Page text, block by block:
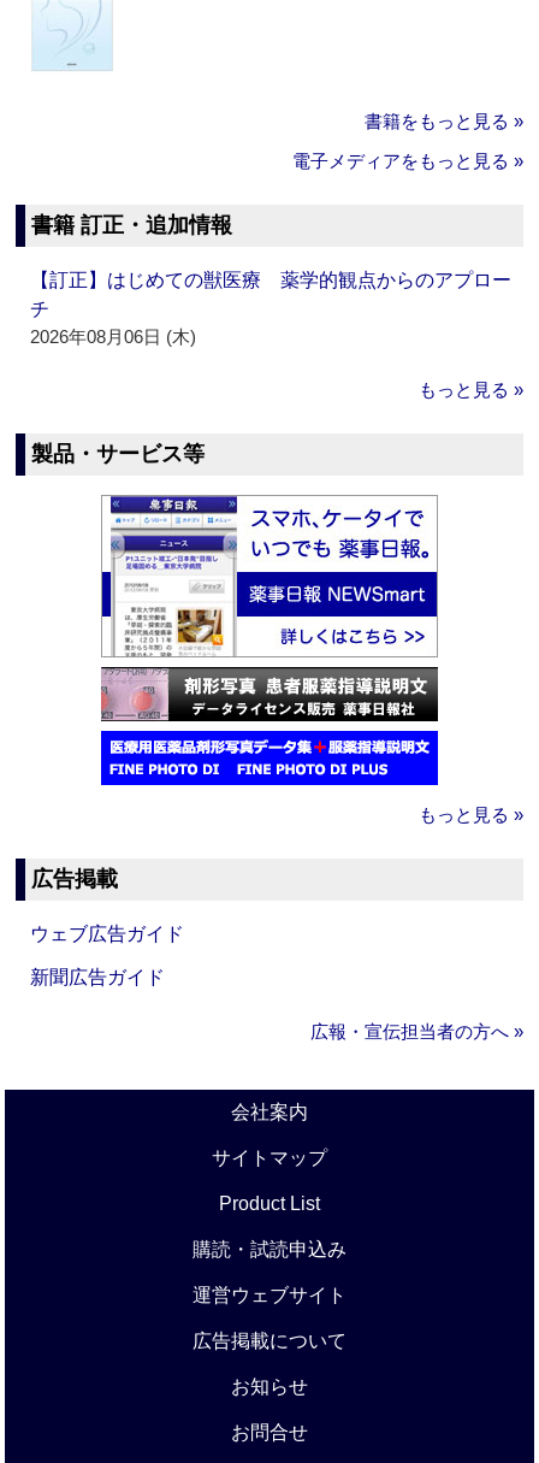
書籍をもっと見る »
電子メディアをもっと見る »
書籍 訂正・追加情報
【訂正】はじめての獣医療 薬学的観点からのアプロー
チ
2026年08月06日 (木)
もっと見る »
製品・サービス等
もっと見る »
広告掲載
ウェブ広告ガイド
新聞広告ガイド
広報・宣伝担当者の方へ »
会社案内
サイトマップ
Product List
購読・試読申込み
運営ウェブサイト
広告掲載について
お知らせ
お問合せ